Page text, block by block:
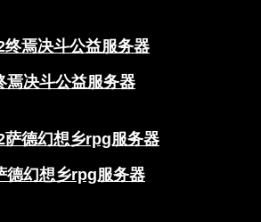
焉决斗公益服务器
德幻想乡rpg服务器